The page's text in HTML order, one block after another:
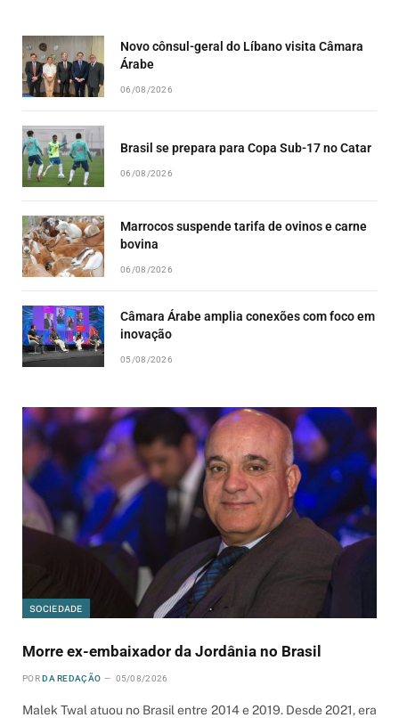
Novo cônsul-geral do Líbano visita Câmara
Árabe
06/08/2026
Brasil se prepara para Copa Sub-17 no Catar
06/08/2026
Marrocos suspende tarifa de ovinos e carne
bovina
06/08/2026
Câmara Árabe amplia conexões com foco em
inovação
05/08/2026
SOCIEDADE
Morre ex-embaixador da Jordânia no Brasil
POR DA REDAÇÃO 05/08/2026
Malek Twal atuou no Brasil entre 2014 e 2019. Desde 2021, era